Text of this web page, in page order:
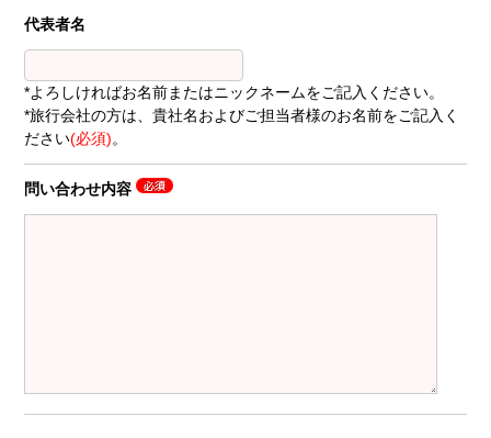
代表者名
*よろしければお名前またはニックネームをご記入ください。
*旅行会社の方は、貴社名およびご担当者様のお名前をご記入く
ださい(必須)。
問い合わせ内容